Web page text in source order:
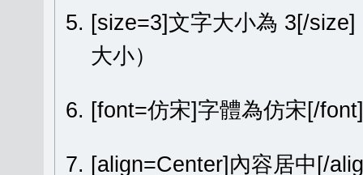
[size=3]文字大小為 3[/
大小）
[font=仿宋]字體為仿宋[/
[align=Center]內容居中[/